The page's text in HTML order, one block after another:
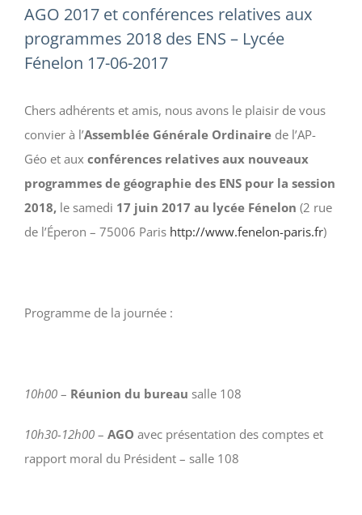
AGO 2017 et conférences relatives aux
programmes 2018 des ENS – Lycée
Fénelon 17-06-2017
Chers adhérents et amis, nous avons le plaisir de vous
convier à l’Assemblée Générale Ordinaire de l’AP-
Géo et aux conférences relatives aux nouveaux
programmes de géographie des ENS pour la session
2018, le samedi 17 juin 2017 au lycée Fénelon (2 rue
de l’Éperon – 75006 Paris http://www.fenelon-paris.fr)
Programme de la journée :
10h00 – Réunion du bureau salle 108
10h30-12h00 – AGO avec présentation des comptes et
rapport moral du Président – salle 108